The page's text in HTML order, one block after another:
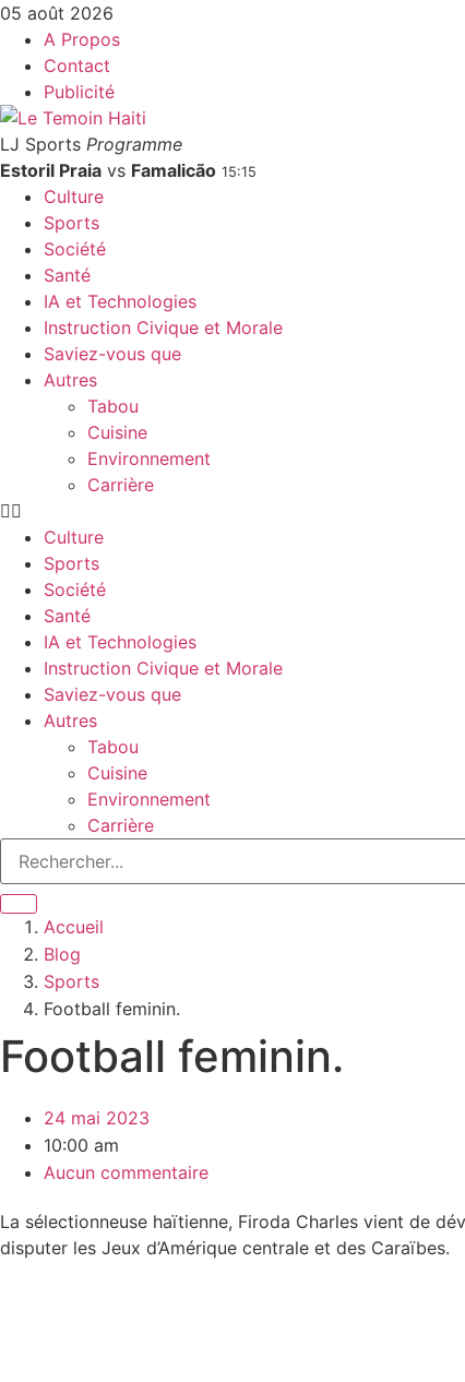
05 août 2026
A Propos
Contact
Publicité
LJ Sports Programme
Estoril Praia vs Famalicão 15:15
Culture
Sports
Société
Santé
IA et Technologies
Instruction Civique et Morale
Saviez-vous que
Autres
Tabou
Cuisine
Environnement
Carrière
Culture
Sports
Société
Santé
IA et Technologies
Instruction Civique et Morale
Saviez-vous que
Autres
Tabou
Cuisine
Environnement
Carrière
Accueil
Blog
Sports
Football feminin.
Football feminin.
24 mai 2023
10:00 am
Aucun commentaire
La sélectionneuse haïtienne, Firoda Charles vient de
disputer les Jeux d’Amérique centrale et des Caraïbes.